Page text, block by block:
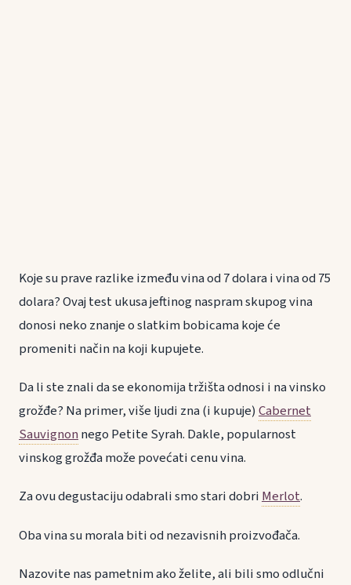
Koje su prave razlike između vina od 7 dolara i vina od 75
dolara? Ovaj test ukusa jeftinog naspram skupog vina
donosi neko znanje o slatkim bobicama koje će
promeniti način na koji kupujete.
Da li ste znali da se ekonomija tržišta odnosi i na vinsko
grožđe? Na primer, više ljudi zna (i kupuje) Cabernet
Sauvignonnego Petite Syrah. Dakle, popularnost
vinskog grožđa može povećati cenu vina.
Za ovu degustaciju odabrali smo stari dobriMerlot.
Oba vina su morala biti od nezavisnih proizvođača.
Nazovite nas pametnim ako želite, ali bili smo odlučni